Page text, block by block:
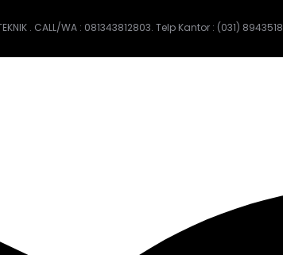
. CALL/WA : 081343812803. Telp Kantor : (031) 8943518